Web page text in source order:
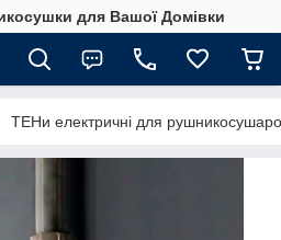
для Вашої Домівки
ТЕНи електричні для